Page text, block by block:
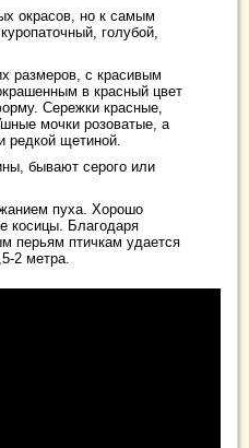
окрасов, но к самым
голубой,
размеров, с красивым
в красный цвет
Сережки красные,
мочки розоватые, а
редкой щетиной.
бывают серого или
пуха. Хорошо
косицы. Благодаря
перьям птичкам удается
2 метра.